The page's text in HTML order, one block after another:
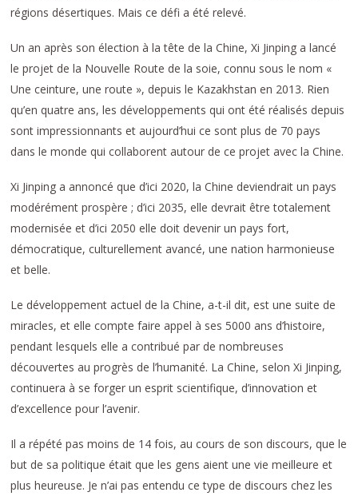
régions désertiques. Mais ce défi a été relevé.
Un an après son élection à la tête de la Chine, Xi Jinping a lancé
le projet de la Nouvelle Route de la soie, connu sous le nom «
Une ceinture, une route », depuis le Kazakhstan en 2013. Rien
qu’en quatre ans, les développements qui ont été réalisés depuis
sont impressionnants et aujourd’hui ce sont plus de 70 pays
dans le monde qui collaborent autour de ce projet avec la Chine.
Xi Jinping a annoncé que d’ici 2020, la Chine deviendrait un pays
modérément prospère ; d’ici 2035, elle devrait être totalement
modernisée et d’ici 2050 elle doit devenir un pays fort,
démocratique, culturellement avancé, une nation harmonieuse
et belle.
Le développement actuel de la Chine, a-t-il dit, est une suite de
miracles, et elle compte faire appel à ses 5000 ans d’histoire,
pendant lesquels elle a contribué par de nombreuses
découvertes au progrès de l’humanité. La Chine, selon Xi Jinping,
continuera à se forger un esprit scientifique, d’innovation et
d’excellence pour l’avenir.
Il a répété pas moins de 14 fois, au cours de son discours, que le
but de sa politique était que les gens aient une vie meilleure et
plus heureuse. Je n’ai pas entendu ce type de discours chez les